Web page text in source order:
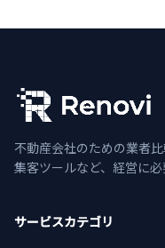
不動産会社のための業者
集客ツールなど、経営に
サービスカテゴリ